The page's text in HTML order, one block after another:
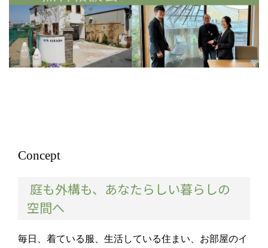
Concept
庭も外構も、あなたらしい暮らしの
空間へ
毎日、着ている服、生活している住まい、お部屋のイ